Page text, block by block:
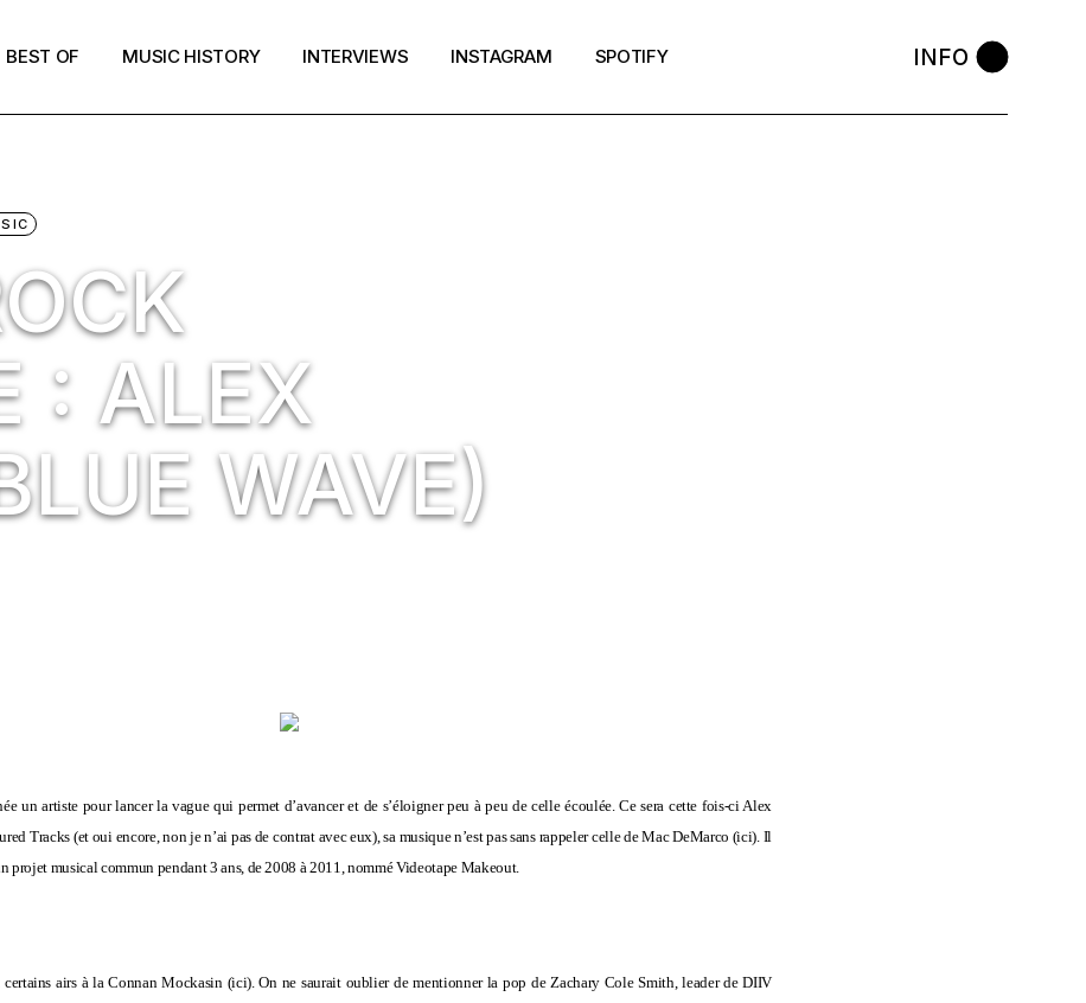
BEST OF MUSIC HISTORY INTERVIEWS INSTAGRAM SPOTIFY INFO
: ALEX
WAVE)
un artiste pour lancer la vague qui permet d’avancer et de s’éloigner peu à peu de celle écoulée. Ce sera cette fois-ci Alex
Tracks (et oui encore, non je n’ai pas de contrat avec eux), sa musique n’est pas sans rappeler celle de Mac DeMarco (ici). Il
projet musical commun pendant 3 ans, de 2008 à 2011, nommé Videotape Makeout.
certains airs à la Connan Mockasin (ici). On ne saurait oublier de mentionner la pop de Zachary Cole Smith, leader de DIIV